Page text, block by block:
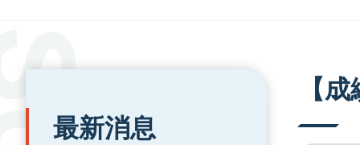
:::
最新消息
【